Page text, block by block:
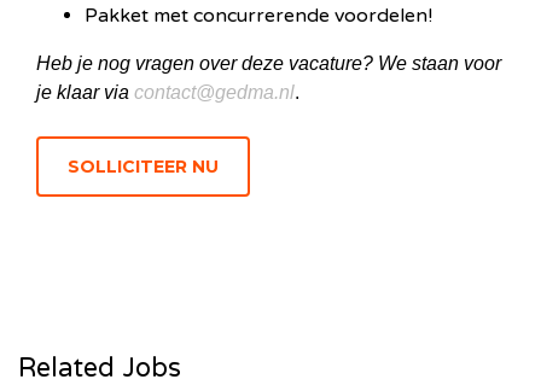
Pakket met concurrerende voordelen!
Heb je nog vragen over deze vacature? We staan voor
je klaar via contact@gedma.nl.
Related Jobs